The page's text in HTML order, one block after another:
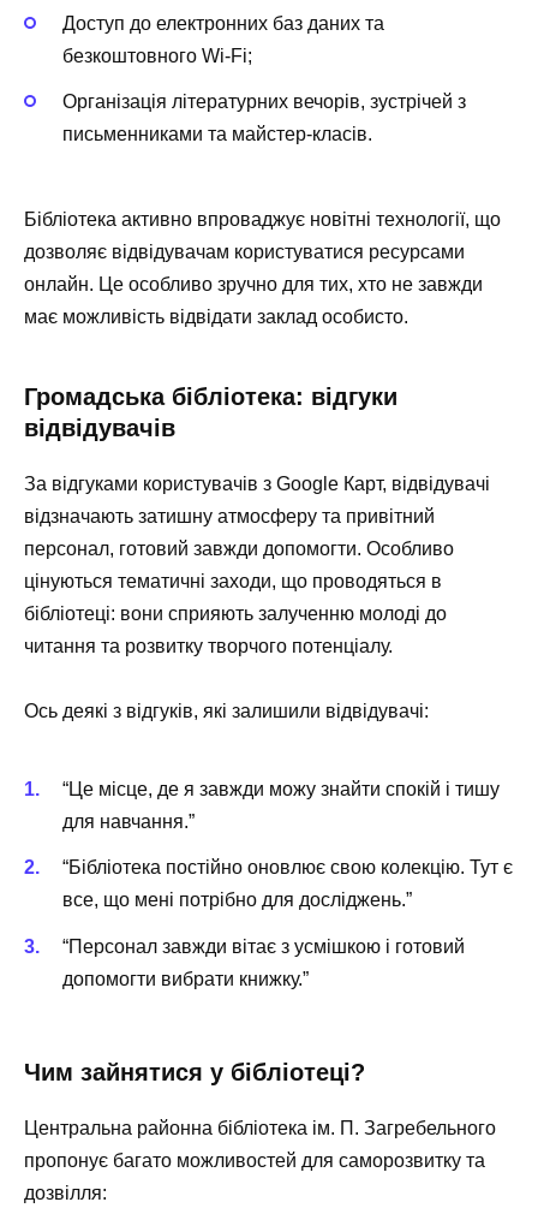
Доступ до електронних баз даних та
безкоштовного Wi-Fi;
Організація літературних вечорів, зустрічей з
письменниками та майстер-класів.
Бібліотека активно впроваджує новітні технології, що
дозволяє відвідувачам користуватися ресурсами
онлайн. Це особливо зручно для тих, хто не завжди
має можливість відвідати заклад особисто.
Громадська бібліотека: відгуки
відвідувачів
За відгуками користувачів з Google Карт, відвідувачі
відзначають затишну атмосферу та привітний
персонал, готовий завжди допомогти. Особливо
цінуються тематичні заходи, що проводяться в
бібліотеці: вони сприяють залученню молоді до
читання та розвитку творчого потенціалу.
Ось деякі з відгуків, які залишили відвідувачі:
“Це місце, де я завжди можу знайти спокій і тишу
для навчання.”
“Бібліотека постійно оновлює свою колекцію. Тут є
все, що мені потрібно для досліджень.”
“Персонал завжди вітає з усмішкою і готовий
допомогти вибрати книжку.”
Чим зайнятися у бібліотеці?
Центральна районна бібліотека ім. П. Загребельного
пропонує багато можливостей для саморозвитку та
дозвілля: